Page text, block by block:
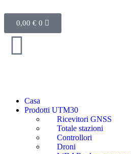
0,00 € 0
Casa
Prodotti UTM30
Ricevitori GNSS
Totale stazioni
Controllori
Droni